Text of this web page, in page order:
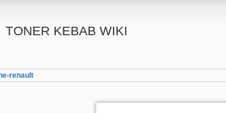
TONER KEBAB WIKI
renault